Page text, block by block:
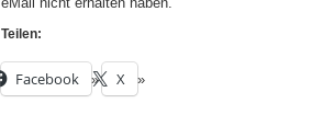
Teilen:
Facebook X